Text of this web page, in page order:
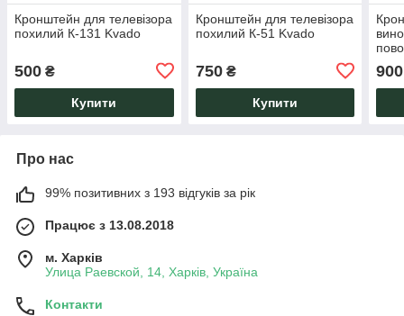
Кронштейн для телевізора
похилий К-131 Kvado
500 ₴
Купити
Кронштейн для телевізора
похилий К-51 Kvado
750₴
Купити
900
Про нас
99% позитивних з 193 відгуків за рік
Працює з 13.08.2018
м. Харків
Улица Раевской, 14, Харків, Україна
Контакти